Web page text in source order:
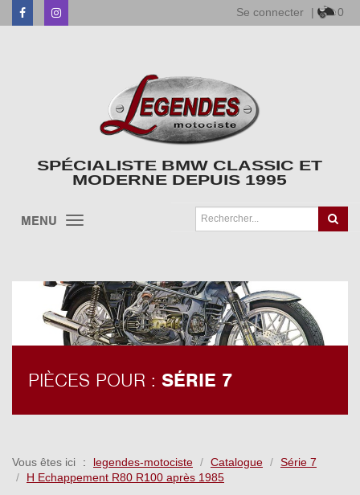
FacebookInstagram Se connecter | 0
SPÉCIALISTE BMW CLASSIC ET
MODERNE DEPUIS 1995
MENU
PIÈCES POUR : SÉRIE 7
Vous êtes ici legendes-motociste Catalogue
Série 7
H Echappement R80 R100 après 1985